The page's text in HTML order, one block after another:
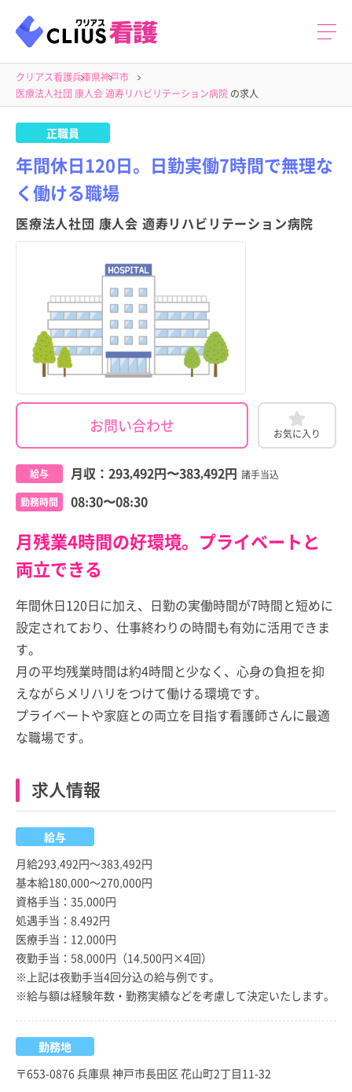
クリアス看護兵庫県神戸市
医療法人社団 康人会 適寿リハビリテーション病院 の求人
正職員
年間休日120日。日勤実働7時間で無理な
く働ける職場
医療法人社団 康人会 適寿リハビリテーション病院
お問い合わせ お気に入り
給与 月収： 293,492円〜383,492円 諸手当込
勤務時間 08:30〜08:30
月残業4時間の好環境。プライベートと
両立できる
年間休日120日に加え、日勤の実働時間が7時間と短めに
設定されており、仕事終わりの時間も有効に活用できま
す。
月の平均残業時間は約4時間と少なく、心身の負担を抑
えながらメリハリをつけて働ける環境です。
プライベートや家庭との両立を目指す看護師さんに最適
な職場です。
求人情報
給与
月給293,492円～383,492円
基本給180,000～270,000円
資格手当：35,000円
処遇手当：8,492円
医療手当：12,000円
夜勤手当：58,000円（14,500円×4回）
※上記は夜勤手当4回分込の給与例です。
※給与額は経験年数・勤務実績などを考慮して決定いたします。
勤務地
〒653-0876 兵庫県 神戸市長田区 花山町2丁目11-32